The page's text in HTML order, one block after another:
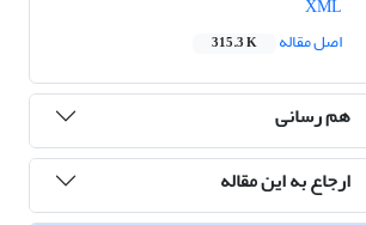
اصل مقاله
315.3 K
هم رسانی
ارجاع به این مقاله